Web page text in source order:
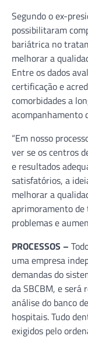
Segundo o ex-
possibilitaram
bariátrica no
melhorar a
Entre os dados
certificação e
comorbidades a
acompanhamento
“Em nosso
ver se os centros
e resultados
satisfatórios, a
melhorar a
aprimoramento de
problemas e
PROCESSOS –
uma empresa
demandas do
da SBCBM, e será
análise do banco
hospitais. Tudo
exigidos pelo